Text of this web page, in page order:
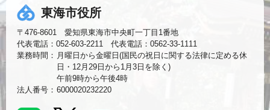
東海市役所
〒476-8601 愛知県東海市中央町一丁目1番地
代表電話：052-603-2211 代表電話：0562-33-1111
業務時間： 月曜日から金曜日(国民の祝日に関する法律に定める休
日・12月29日から1月3日を除く)
午前9時から午後4時
法人番号： 6000020232220